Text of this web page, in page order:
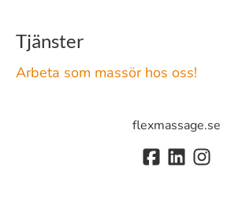
Tjänster
Arbeta som massör hos oss!
flexmassage.se